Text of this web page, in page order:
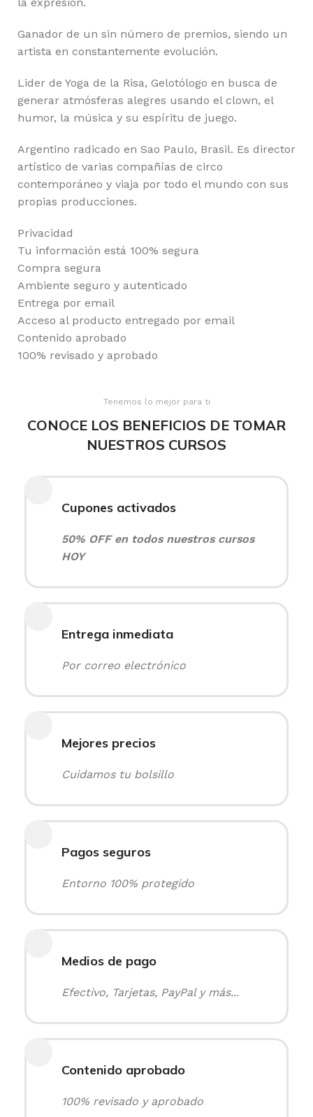
Ganador de un sin número de premios, siendo un
artista en constantemente evolución.
Lider de Yoga de la Risa, Gelotólogo en busca de
generar atmósferas alegres usando el clown, el
humor, la música y su espíritu de juego.
Argentino radicado en Sao Paulo, Brasil. Es director
artístico de varias compañías de circo
contemporáneo y viaja por todo el mundo con sus
propias producciones.
Privacidad
Tu información está 100% segura
Compra segura
Ambiente seguro y autenticado
Entrega por email
Acceso al producto entregado por email
Contenido aprobado
100% revisado y aprobado
Tenemos lo mejor para ti
CONOCE LOS BENEFICIOS DE TOMAR
NUESTROS CURSOS
Cupones activados
50% OFF en todos nuestros cursos
HOY
Entrega inmediata
Por correo electrónico
Mejores precios
Cuidamos tu bolsillo
Pagos seguros
Entorno 100% protegido
Medios de pago
Efectivo, Tarjetas, PayPal y más...
Contenido aprobado
100% revisado y aprobado